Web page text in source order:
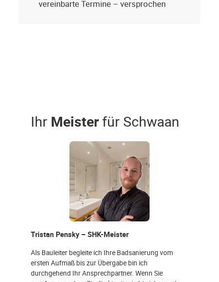
vereinbarte Termine – versprochen
Ihr Meisterfür Schwaan
Tristan Pensky – SHK-Meister
Als Bauleiter begleite ich Ihre Badsanierung vom
ersten Aufmaß bis zur Übergabe bin ich
durchgehend Ihr Ansprechpartner. Wenn Sie